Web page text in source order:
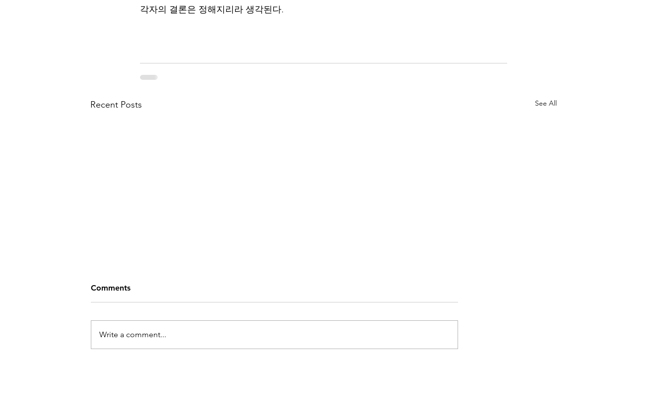
각자의 결론은 정해지리라 생각된다.
Recent Posts See All
지금 집을 사야 할까? 신축과
것이 맞을까요?"라는 질문이다. 금
리가 여전히 높은 상황에서 조금
있다. 여전히 좋은 집은 팔리지만,
고속철도 프로젝트이다. 단순한 교
Comments
Write a comment...